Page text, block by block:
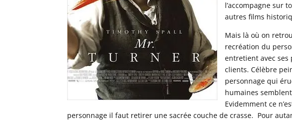
l’accompagne sur
autres films
Mais là où on
recréation du
entretient avec ses
clients. Célèbre
personnage qui
humaines
Evidemment ce
personnage il faut retirer une sacrée couche de crasse. Pour